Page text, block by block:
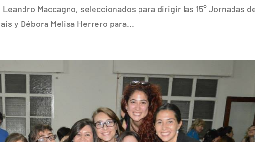
Maccagno, seleccionados para dirigir las 15° Jornadas
y Débora Melisa Herrero para...